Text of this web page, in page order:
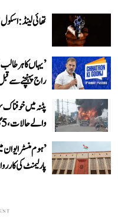
تھائی لینڈ: اسکول میں فائرنگ
’یہاں کا ہر
راج پہنچنے سے
والے حالات، 5 گاڑیاں نذر آتش، پولیس پر پتھراؤ
’ہوم منسٹر
پارلیمنٹ کی